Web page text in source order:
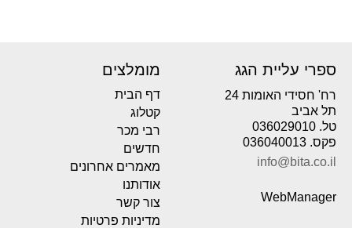
ספרי עליית הגג
רח' חסידי האומות 24
תל אביב
טל. 036029010
פקס. 036040013
info@bita.co.il
WebManager
מומלצים
דף הבית
קטלוג
רבי מכר
חדשים
מאמרים אחרונים
אודותנו
צור קשר
מדיניות פרטיות